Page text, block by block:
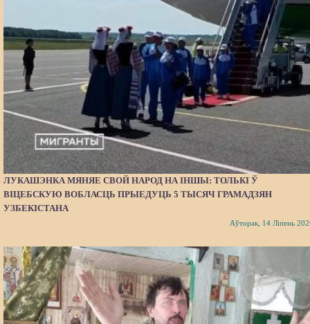
ЛУКАШЭНКА МЯНЯЕ СВОЙ НАРОД НА ІНШЫ: ТОЛЬКІ Ў
ВІЦЕБСКУЮ ВОБЛАСЦЬ ПРЫЕДУЦЬ 5 ТЫСЯЧ ГРАМАДЗЯН
УЗБЕКІСТАНА
Аўторак, 14 Ліпень